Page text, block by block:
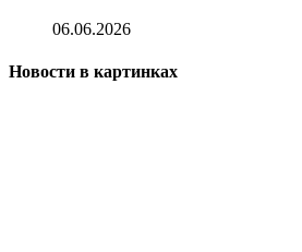
06.06.2026
Новости в картинках